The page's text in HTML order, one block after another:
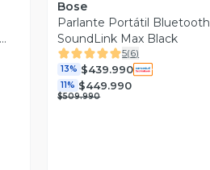
Bose
Parlante Portátil Bluetooth
SoundLink Max Black
5(6)
13% $439.990
11% $449.990
$509.990